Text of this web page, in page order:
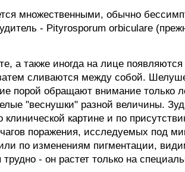
множественными, обычно
- Pityrosporum orbiculare
а также иногда на лице появляются
сливаются между собой.
порой обращают внимание только
"веснушки" разной величины.
картине и по
поражения, исследуемых под
по изменениям пигментации,
- он растет только на